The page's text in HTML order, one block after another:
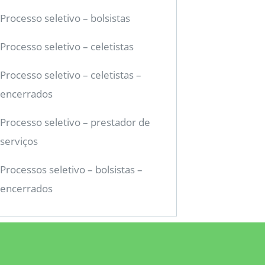
Processo seletivo – bolsistas
Processo seletivo – celetistas
Processo seletivo – celetistas –
encerrados
Processo seletivo – prestador de
serviços
Processos seletivo – bolsistas –
encerrados